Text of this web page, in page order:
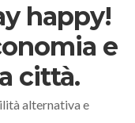
happy!
e
città.
alternativa e